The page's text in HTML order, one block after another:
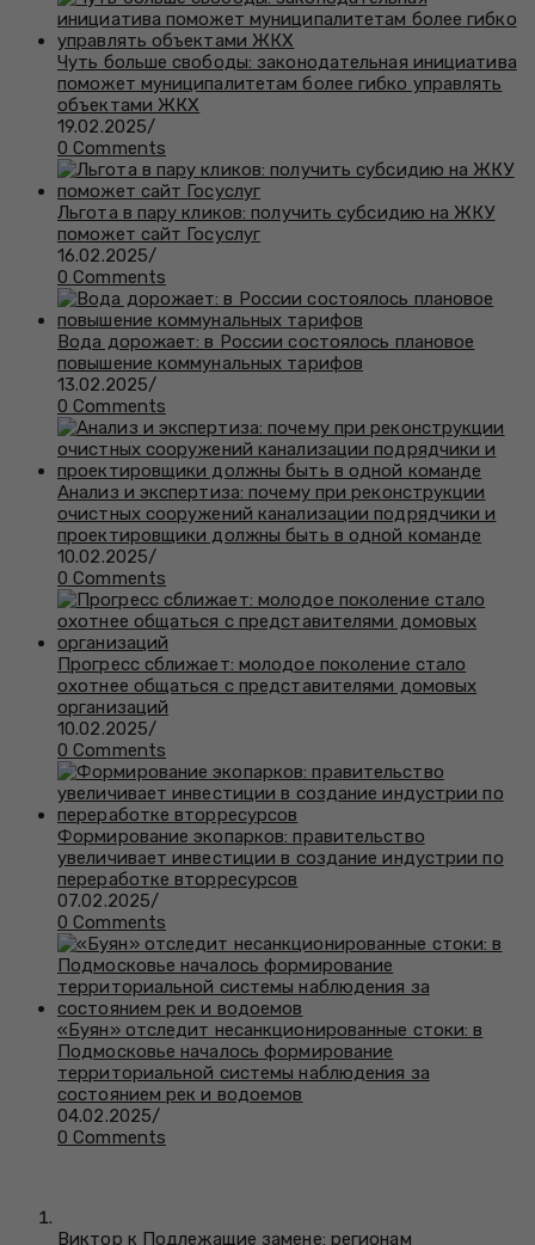
Чуть больше свободы: законодательная инициатива
поможет муниципалитетам более гибко управлять
объектами ЖКХ
19.02.2025/
0 Comments
Льгота в пару кликов: получить субсидию на ЖКУ
поможет сайт Госуслуг
16.02.2025/
0 Comments
Вода дорожает: в России состоялось плановое
повышение коммунальных тарифов
13.02.2025/
0 Comments
Анализ и экспертиза: почему при реконструкции
очистных сооружений канализации подрядчики и
проектировщики должны быть в одной команде
10.02.2025/
0 Comments
Прогресс сближает: молодое поколение стало
охотнее общаться с представителями домовых
организаций
10.02.2025/
0 Comments
Формирование экопарков: правительство
увеличивает инвестиции в создание индустрии по
переработке вторресурсов
07.02.2025/
0 Comments
«Буян» отследит несанкционированные стоки: в
Подмосковье началось формирование
территориальной системы наблюдения за
состоянием рек и водоемов
04.02.2025/
0 Comments
Виктор к Подлежащие замене: регионам